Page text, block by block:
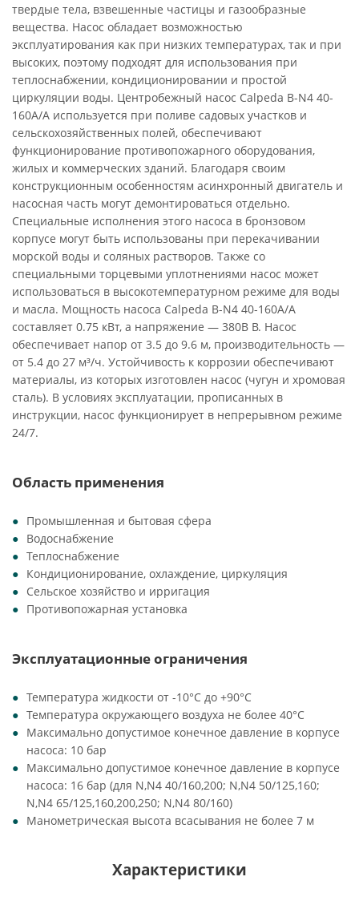
твердые тела, взвешенные частицы и газообразные
вещества. Насос обладает возможностью
эксплуатирования как при низких температурах, так и при
высоких, поэтому подходят для использования при
теплоснабжении, кондиционировании и простой
циркуляции воды. Центробежный насос Calpeda B-N4 40-
160A/A используется при поливе садовых участков и
сельскохозяйственных полей, обеспечивают
функционирование противопожарного оборудования,
жилых и коммерческих зданий. Благодаря своим
конструкционным особенностям асинхронный двигатель и
насосная часть могут демонтироваться отдельно.
Специальные исполнения этого насоса в бронзовом
корпусе могут быть использованы при перекачивании
морской воды и соляных растворов. Также со
специальными торцевыми уплотнениями насос может
использоваться в высокотемпературном режиме для воды
и масла. Мощность насоса Calpeda B-N4 40-160A/A
составляет 0.75 кВт, а напряжение — 380В В. Насос
обеспечивает напор от 3.5 до 9.6 м, производительность —
от 5.4 до 27 м³/ч. Устойчивость к коррозии обеспечивают
материалы, из которых изготовлен насос (чугун и хромовая
сталь). В условиях эксплуатации, прописанных в
инструкции, насос функционирует в непрерывном режиме
24/7.
Область применения
Промышленная и бытовая сфера
Водоснабжение
Теплоснабжение
Кондиционирование, охлаждение, циркуляция
Сельское хозяйство и ирригация
Противопожарная установка
Эксплуатационные ограничения
Температура жидкости от -10°C до +90°C
Температура окружающего воздуха не более 40°C
Максимально допустимое конечное давление в корпусе
насоса: 10 бар
Максимально допустимое конечное давление в корпусе
насоса: 16 бар (для N,N4 40/160,200; N,N4 50/125,160;
N,N4 65/125,160,200,250; N,N4 80/160)
Манометрическая высота всасывания не более 7 м
Характеристики